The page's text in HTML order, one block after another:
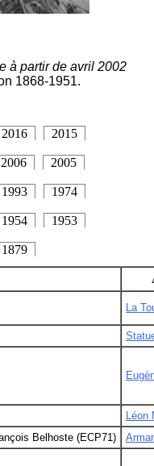
à partir de avril 2002
1868-1951.
2016 2015
2006 2005
1993 1974
1954 1953
1879
La
Léon
Belhoste (ECP71)